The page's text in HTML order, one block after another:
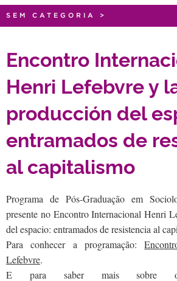
TELEFONES
SEM CATEGORIA >
Encontro
Henri Lefebvre y
producción del
entramados de
al capitalismo
Programa de Pós-Graduação em
presente no Encontro Internacional Henri
del espacio: entramados de resistencia al
Para conhecer a programação:
Lefebvre.
E para saber mais sobre o